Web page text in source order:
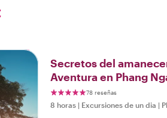
Secretos del
Aventura en Phang
Bond
78 reseñas
8 horas | Excursiones de un dia |